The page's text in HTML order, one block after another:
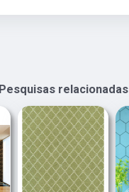
Pesquisas relacionadas